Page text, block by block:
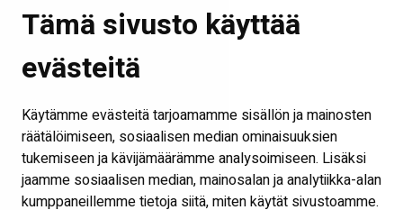
Tämä sivusto käyttää
evästeitä
Käytämme evästeitä tarjoamamme sisällön ja mainosten
räätälöimiseen, sosiaalisen median ominaisuuksien
tukemiseen ja kävijämäärämme analysoimiseen. Lisäksi
jaamme sosiaalisen median, mainosalan ja analytiikka-alan
kumppaneillemme tietoja siitä, miten käytät sivustoamme.
Yhteystiedot
Tilat
Tapahtumat
Kokouspaketit
Palaute
Näytä evästeasetukset